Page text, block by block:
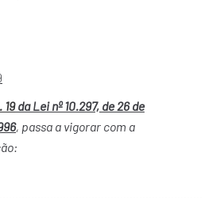
19da Lei nº 10.297, de 26 de
, passa a vigorar com a